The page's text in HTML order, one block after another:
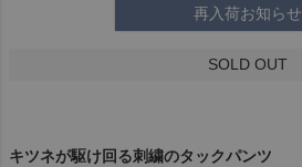
再入荷お知らせ
SOLD OUT
キツネが駆け回る刺繍のタックパンツ